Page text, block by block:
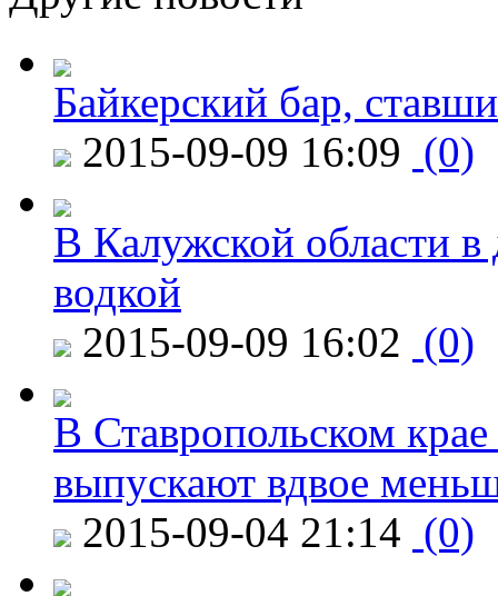
Байкерский бар,
2015-09-09 16:09 (0)
В Калужской области в
водкой
2015-09-09 16:02 (0)
В Ставропольском
выпускают вдвое
2015-09-04 21:14 (0)